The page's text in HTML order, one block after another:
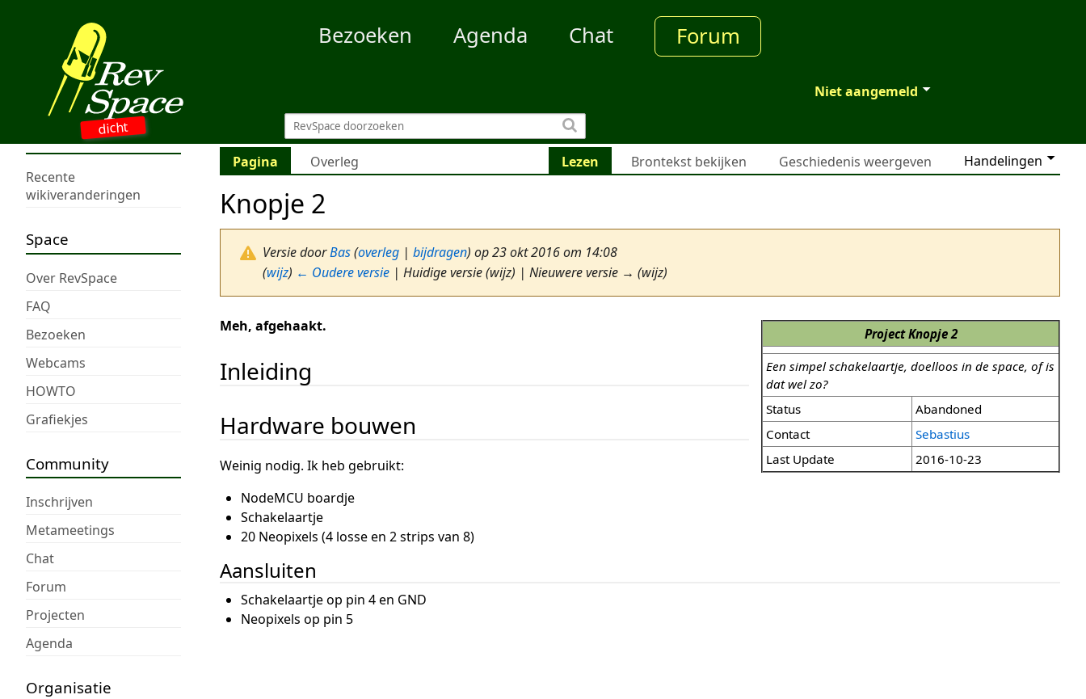
dicht
Bezoeken Agenda Chat Forum
Niet aangemeld
Recente
wikiveranderingen
Space
Over RevSpace
FAQ
Bezoeken
Webcams
HOWTO
Grafiekjes
Community
Inschrijven
Metameetings
Chat
Forum
Projecten
Agenda
Organisatie
Pagina Overleg Handelingen
Lezen Brontekst bekijken Geschiedenis weergeven
Knopje 2
Versie doorBas(overleg | bijdragen) op 23 okt 2016 om 14:08
(wijz) ← Oudere versie | Huidige versie (wijz) | Nieuwere versie → (wijz)
Project Knopje 2
Een simpel schakelaartje, doelloos in de space, of is
dat wel zo?
Status
Abandoned
Contact
Sebastius
Last Update
2016-10-23
Meh, afgehaakt.
Inleiding
Hardware bouwen
Weinig nodig. Ik heb gebruikt:
NodeMCU boardje
Schakelaartje
20 Neopixels (4 losse en 2 strips van 8)
Aansluiten
Schakelaartje op pin 4 en GND
Neopixels op pin 5